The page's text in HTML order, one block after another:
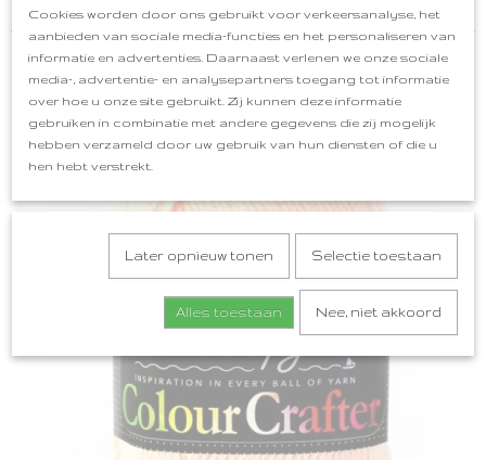
Lelystad kleurnr 1026
Cookies worden door ons gebruikt voor verkeersanalyse, het
aanbieden van sociale media-functies en het personaliseren van
informatie en advertenties. Daarnaast verlenen we onze sociale
media-, advertentie- en analysepartners toegang tot informatie
over hoe u onze site gebruikt. Zij kunnen deze informatie
gebruiken in combinatie met andere gegevens die zij mogelijk
hebben verzameld door uw gebruik van hun diensten of die u
hen hebt verstrekt.
Later opnieuw tonen Selectie toestaan
Alles toestaan Nee, niet akkoord